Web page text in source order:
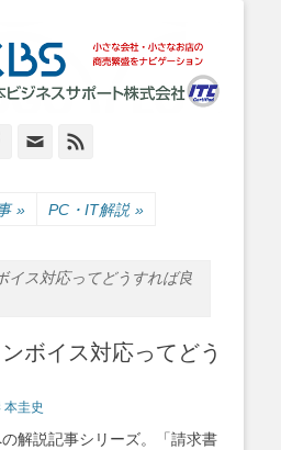
岸本ビジネスサポ
ート株式会社
のIT経営をナビゲーション
Facebook
Email
» PC・IT解説 »
イス対応ってどうすれば良
ボイス対応ってどう
本圭史
解説記事シリーズ。「請求書